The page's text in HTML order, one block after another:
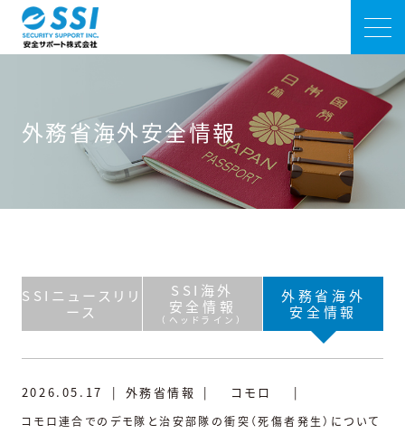
外務省海外安全情報
SSIニュースリリ
ース
SSI海外
安全情報
（ヘッドライン）
外務省海外
安全情報
2026.05.17 | 外務省情報 | コモロ |
コモロ連合でのデモ隊と治安部隊の衝突（死傷者発生）について